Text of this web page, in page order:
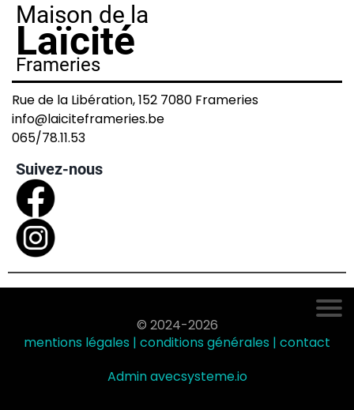
Maison de la
Laïcité
Frameries
Rue de la Libération, 152 7080 Frameries
info@laiciteframeries.be
065/78.11.53
Suivez-nous
© 2024-2026
mentions légales | conditions générales | contact
Admin avecsysteme.io